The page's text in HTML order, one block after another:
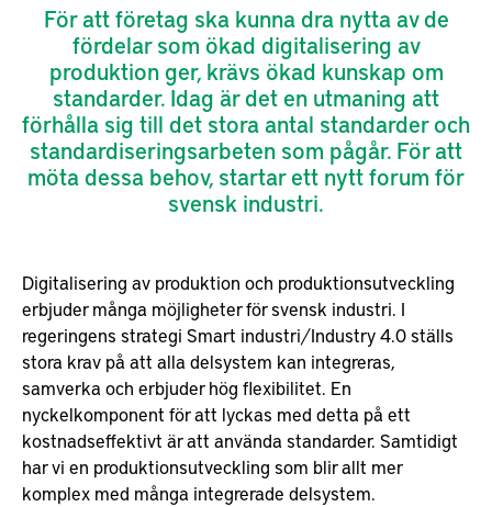
För att företag ska kunna dra nytta av de
fördelar som ökad digitalisering av
produktion ger, krävs ökad kunskap om
standarder. Idag är det en utmaning att
förhålla sig till det stora antal standarder och
standardiseringsarbeten som pågår. För att
möta dessa behov, startar ett nytt forum för
svensk industri.
Digitalisering av produktion och produktionsutveckling
erbjuder många möjligheter för svensk industri. I
regeringens strategi Smart industri/Industry 4.0 ställs
stora krav på att alla delsystem kan integreras,
samverka och erbjuder hög flexibilitet. En
nyckelkomponent för att lyckas med detta på ett
kostnadseffektivt är att använda standarder. Samtidigt
har vi en produktionsutveckling som blir allt mer
komplex med många integrerade delsystem.